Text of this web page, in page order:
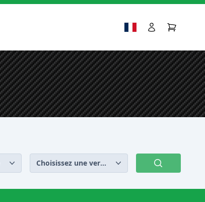
Choisissez une version